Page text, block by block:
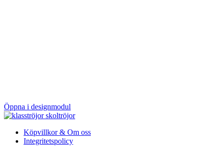
Öppna i designmodul
Köpvillkor & Om oss
Integritetspolicy